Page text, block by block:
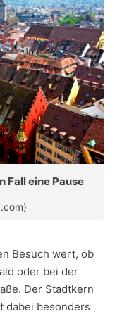
Fall eine Pause
Besuch wert, ob
oder bei der
Der Stadtkern
dabei besonders